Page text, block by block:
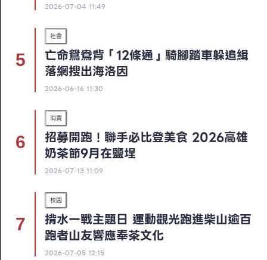
2026-07-04 11:49
社會
亡命鴛鴦背「12條通」騎腳踏車躲追緝
落網搜出海洛因
2026-06-16 11:30
消費
招募開跑！聯手必比登美食 2026高雄
奶茶節9月在鹽埕
2026-07-13 11:09
校園
揹水一戰主題日 運動觀光跑進柴山逾百
跑者山友響應奉茶文化
2026-07-05 12:15